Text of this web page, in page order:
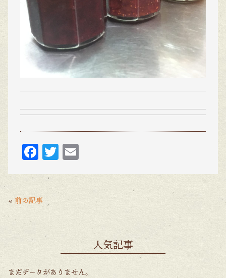
F
ac
eb
o
k
T
w
er
m
« 前の記事
人気記事
まだデータがありません。